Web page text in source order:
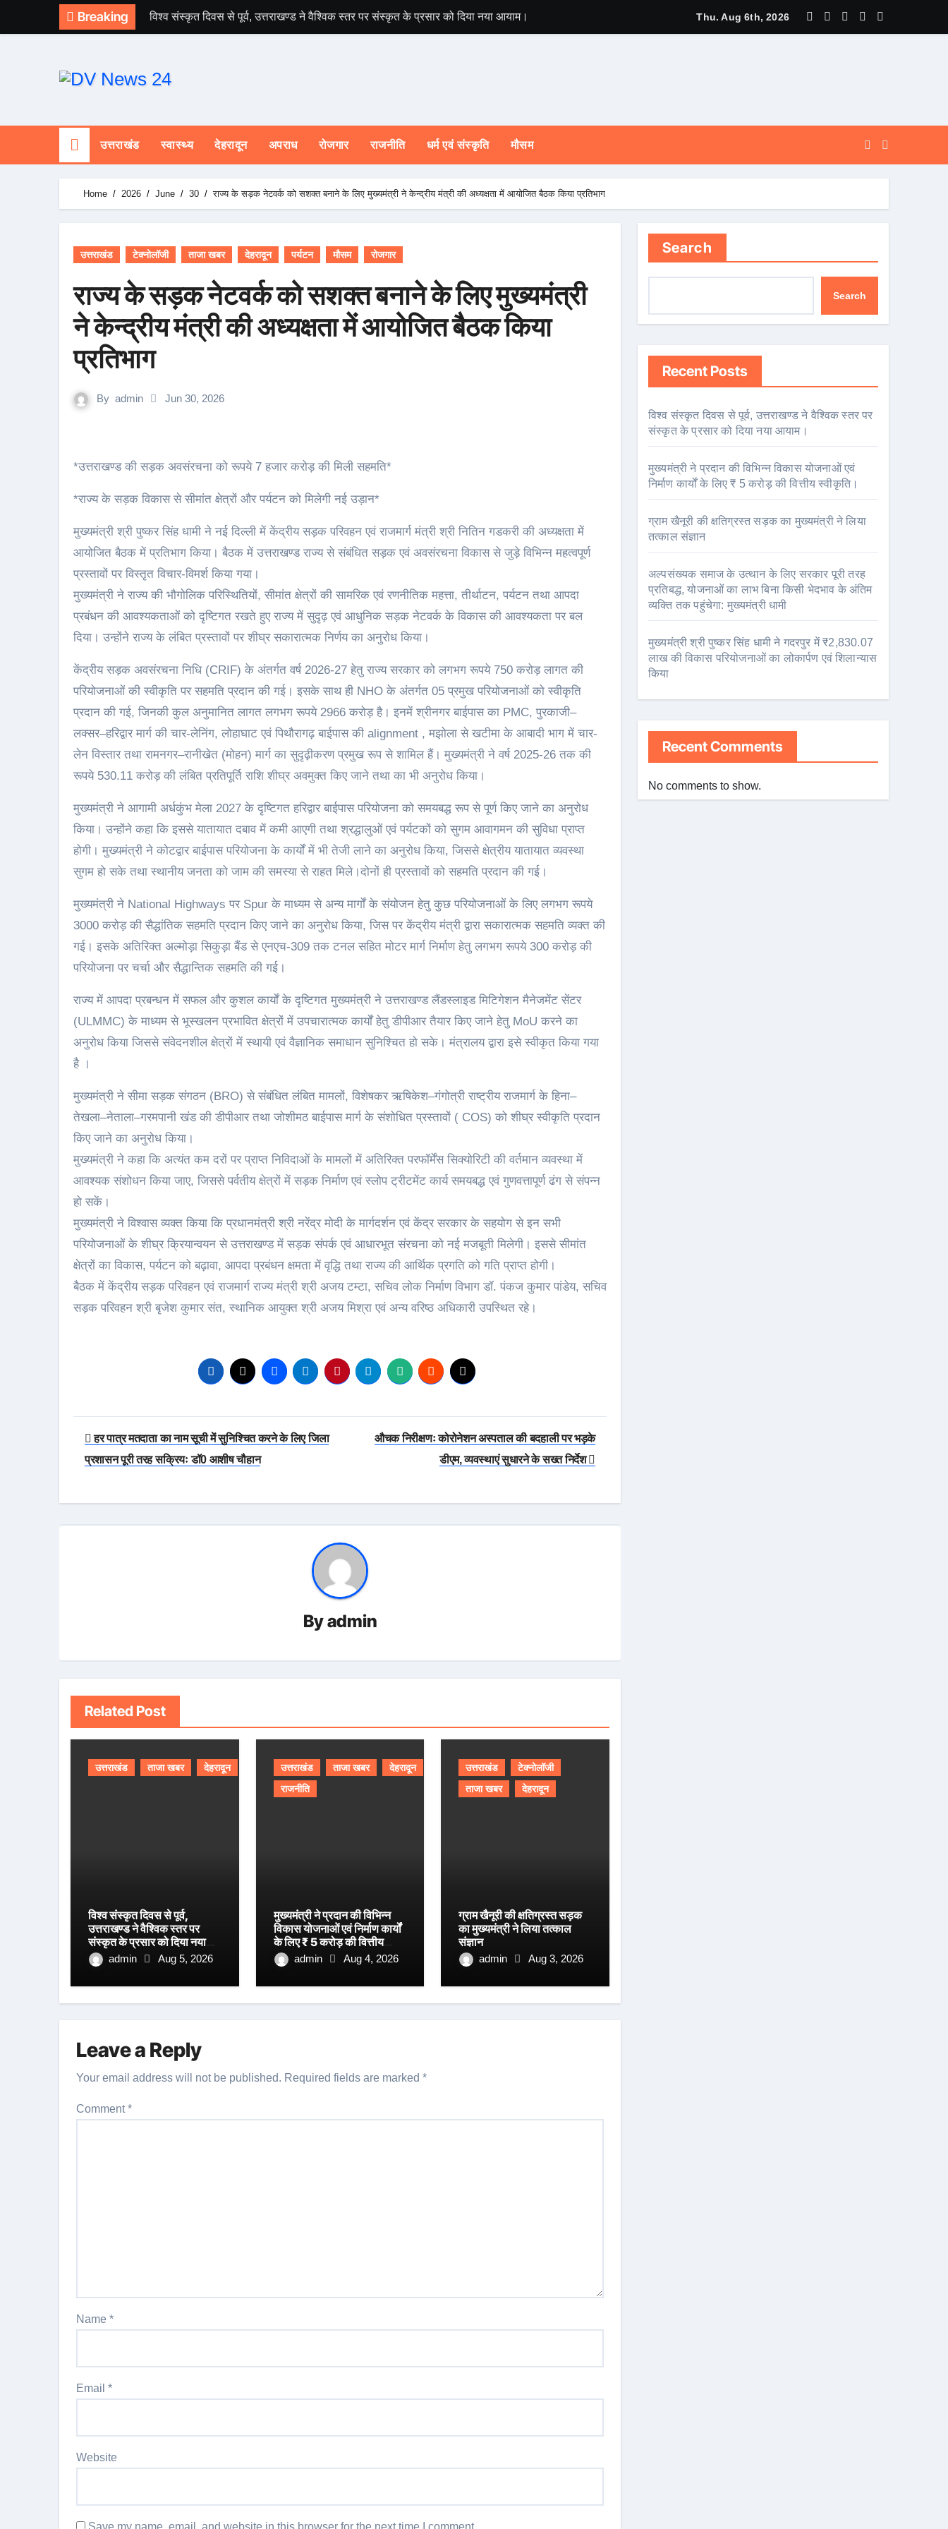
Breaking विश्व संस्कृत दिवस से पूर्व, उत्तराखण्ड ने वैश्विक स्तर पर संस्कृत के प्रसार को दिया नया आयाम। मुख्यमंत्री ने प्रदान की विभिन्न विकास योजनाओं एवं निर्माण कार्यों के लिए ₹ 5 करोड़ की वित्तीय
Thu. Aug 6th, 2026
उत्तराखंड स्वास्थ्य देहरादून अपराध रोजगार राजनीति धर्म एवं संस्कृति मौसम
Home 2026 June 30 राज्य के सड़क नेटवर्क को सशक्त बनाने के लिए मुख्यमंत्री ने केन्द्रीय मंत्री की अध्यक्षता में आयोजित बैठक किया प्रतिभाग
उत्तराखंड टेक्नोलॉजी ताजा खबर देहरादून पर्यटन मौसम रोजगार
राज्य के सड़क नेटवर्क को सशक्त बनाने के लिए मुख्यमंत्री
ने केन्द्रीय मंत्री की अध्यक्षता में आयोजित बैठक किया
प्रतिभाग
By admin Jun 30, 2026
*उत्तराखण्ड की सड़क अवसंरचना को रूपये 7 हजार करोड़ की मिली सहमति*
*राज्य के सड़क विकास से सीमांत क्षेत्रों और पर्यटन को मिलेगी नई उड़ान*
मुख्यमंत्री श्री पुष्कर सिंह धामी ने नई दिल्ली में केंद्रीय सड़क परिवहन एवं राजमार्ग मंत्री श्री नितिन गडकरी की अध्यक्षता में
आयोजित बैठक में प्रतिभाग किया। बैठक में उत्तराखण्ड राज्य से संबंधित सड़क एवं अवसंरचना विकास से जुड़े विभिन्न महत्वपूर्ण
प्रस्तावों पर विस्तृत विचार-विमर्श किया गया।
मुख्यमंत्री ने राज्य की भौगोलिक परिस्थितियों, सीमांत क्षेत्रों की सामरिक एवं रणनीतिक महत्ता, तीर्थाटन, पर्यटन तथा आपदा
प्रबंधन की आवश्यकताओं को दृष्टिगत रखते हुए राज्य में सुदृढ़ एवं आधुनिक सड़क नेटवर्क के विकास की आवश्यकता पर बल
दिया। उन्होंने राज्य के लंबित प्रस्तावों पर शीघ्र सकारात्मक निर्णय का अनुरोध किया।
केंद्रीय सड़क अवसंरचना निधि (CRIF) के अंतर्गत वर्ष 2026-27 हेतु राज्य सरकार को लगभग रूपये 750 करोड़ लागत की
परियोजनाओं की स्वीकृति पर सहमति प्रदान की गई। इसके साथ ही NHO के अंतर्गत 05 प्रमुख परियोजनाओं को स्वीकृति
प्रदान की गई, जिनकी कुल अनुमानित लागत लगभग रूपये 2966 करोड़ है। इनमें श्रीनगर बाईपास का PMC, पुरकाजी–
लक्सर–हरिद्वार मार्ग की चार-लेनिंग, लोहाघाट एवं पिथौरागढ़ बाईपास की alignment , मझोला से खटीमा के आबादी भाग में चार-
लेन विस्तार तथा रामनगर–रानीखेत (मोहन) मार्ग का सुदृढ़ीकरण प्रमुख रूप से शामिल हैं। मुख्यमंत्री ने वर्ष 2025-26 तक की
रूपये 530.11 करोड़ की लंबित प्रतिपूर्ति राशि शीघ्र अवमुक्त किए जाने तथा का भी अनुरोध किया।
मुख्यमंत्री ने आगामी अर्धकुंभ मेला 2027 के दृष्टिगत हरिद्वार बाईपास परियोजना को समयबद्ध रूप से पूर्ण किए जाने का अनुरोध
किया। उन्होंने कहा कि इससे यातायात दबाव में कमी आएगी तथा श्रद्धालुओं एवं पर्यटकों को सुगम आवागमन की सुविधा प्राप्त
होगी। मुख्यमंत्री ने कोटद्वार बाईपास परियोजना के कार्यों में भी तेजी लाने का अनुरोध किया, जिससे क्षेत्रीय यातायात व्यवस्था
सुगम हो सके तथा स्थानीय जनता को जाम की समस्या से राहत मिले।दोनों ही प्रस्तावों को सहमति प्रदान की गई।
मुख्यमंत्री ने National Highways पर Spur के माध्यम से अन्य मार्गों के संयोजन हेतु कुछ परियोजनाओं के लिए लगभग रूपये
3000 करोड़ की सैद्धांतिक सहमति प्रदान किए जाने का अनुरोध किया, जिस पर केंद्रीय मंत्री द्वारा सकारात्मक सहमति व्यक्त की
गई। इसके अतिरिक्त अल्मोड़ा सिकुड़ा बैंड से एनएच-309 तक टनल सहित मोटर मार्ग निर्माण हेतु लगभग रूपये 300 करोड़ की
परियोजना पर चर्चा और सैद्धान्तिक सहमति की गई।
राज्य में आपदा प्रबन्धन में सफल और कुशल कार्यों के दृष्टिगत मुख्यमंत्री ने उत्तराखण्ड लैंडस्लाइड मिटिगेशन मैनेजमेंट सेंटर
(ULMMC) के माध्यम से भूस्खलन प्रभावित क्षेत्रों में उपचारात्मक कार्यों हेतु डीपीआर तैयार किए जाने हेतु MoU करने का
अनुरोध किया जिससे संवेदनशील क्षेत्रों में स्थायी एवं वैज्ञानिक समाधान सुनिश्चित हो सके। मंत्रालय द्वारा इसे स्वीकृत किया गया
है ।
मुख्यमंत्री ने सीमा सड़क संगठन (BRO) से संबंधित लंबित मामलों, विशेषकर ऋषिकेश–गंगोत्री राष्ट्रीय राजमार्ग के हिना–
तेखला–नेताला–गरमपानी खंड की डीपीआर तथा जोशीमठ बाईपास मार्ग के संशोधित प्रस्तावों ( COS) को शीघ्र स्वीकृति प्रदान
किए जाने का अनुरोध किया।
मुख्यमंत्री ने कहा कि अत्यंत कम दरों पर प्राप्त निविदाओं के मामलों में अतिरिक्त परफॉर्मेंस सिक्योरिटी की वर्तमान व्यवस्था में
आवश्यक संशोधन किया जाए, जिससे पर्वतीय क्षेत्रों में सड़क निर्माण एवं स्लोप ट्रीटमेंट कार्य समयबद्ध एवं गुणवत्तापूर्ण ढंग से संपन्न
हो सकें।
मुख्यमंत्री ने विश्वास व्यक्त किया कि प्रधानमंत्री श्री नरेंद्र मोदी के मार्गदर्शन एवं केंद्र सरकार के सहयोग से इन सभी
परियोजनाओं के शीघ्र क्रियान्वयन से उत्तराखण्ड में सड़क संपर्क एवं आधारभूत संरचना को नई मजबूती मिलेगी। इससे सीमांत
क्षेत्रों का विकास, पर्यटन को बढ़ावा, आपदा प्रबंधन क्षमता में वृद्धि तथा राज्य की आर्थिक प्रगति को गति प्राप्त होगी।
बैठक में केंद्रीय सड़क परिवहन एवं राजमार्ग राज्य मंत्री श्री अजय टम्टा, सचिव लोक निर्माण विभाग डॉ. पंकज कुमार पांडेय, सचिव
सड़क परिवहन श्री बृजेश कुमार संत, स्थानिक आयुक्त श्री अजय मिश्रा एवं अन्य वरिष्ठ अधिकारी उपस्थित रहे।
Post
navigation
हर पात्र मतदाता का नाम सूची में सुनिश्चित करने के लिए जिला
प्रशासन पूरी तरह सक्रियः डॉ0 आशीष चौहान
औचक निरीक्षणः कोरोनेशन अस्पताल की बदहाली पर भड़के
डीएम, व्यवस्थाएं सुधारने के सख्त निर्देश
Byadmin
Related Post
उत्तराखंड ताजा खबर देहरादून
विश्व संस्कृत दिवस से पूर्व,
उत्तराखण्ड ने वैश्विक स्तर पर
संस्कृत के प्रसार को दिया नया
आयाम।admin Aug 5, 2026
उत्तराखंड ताजा खबर
देहरादून
राजनीति
मुख्यमंत्री ने प्रदान की विभिन्न
विकास योजनाओं एवं निर्माण कार्यों
के लिए ₹ 5 करोड़ की वित्तीय
स्वीकृति।
admin Aug 4, 2026
उत्तराखंड
टेक्नोलॉजी
ताजा खबर
देहरादून
ग्राम खैनूरी की क्षतिग्रस्त सड़क
का मुख्यमंत्री ने लिया तत्काल
संज्ञान
admin Aug 3, 2026
Leave a Reply
Your email address will not be published. Required fields are marked *
Comment*
Name *
Email *
Website
Save my name, email, and website in this browser for the next time I comment.
Search
Search
Recent Posts
विश्व संस्कृत दिवस से पूर्व, उत्तराखण्ड ने वैश्विक स्तर पर
संस्कृत के प्रसार को दिया नया आयाम।
मुख्यमंत्री ने प्रदान की विभिन्न विकास योजनाओं एवं
निर्माण कार्यों के लिए ₹ 5 करोड़ की वित्तीय स्वीकृति।
ग्राम खैनूरी की क्षतिग्रस्त सड़क का मुख्यमंत्री ने लिया
तत्काल संज्ञान
अल्पसंख्यक समाज के उत्थान के लिए सरकार पूरी तरह
प्रतिबद्ध, योजनाओं का लाभ बिना किसी भेदभाव के अंतिम
व्यक्ति तक पहुंचेगा: मुख्यमंत्री धामी
मुख्यमंत्री श्री पुष्कर सिंह धामी ने गदरपुर में ₹2,830.07
लाख की विकास परियोजनाओं का लोकार्पण एवं शिलान्यास
किया
Recent Comments
No comments to show.